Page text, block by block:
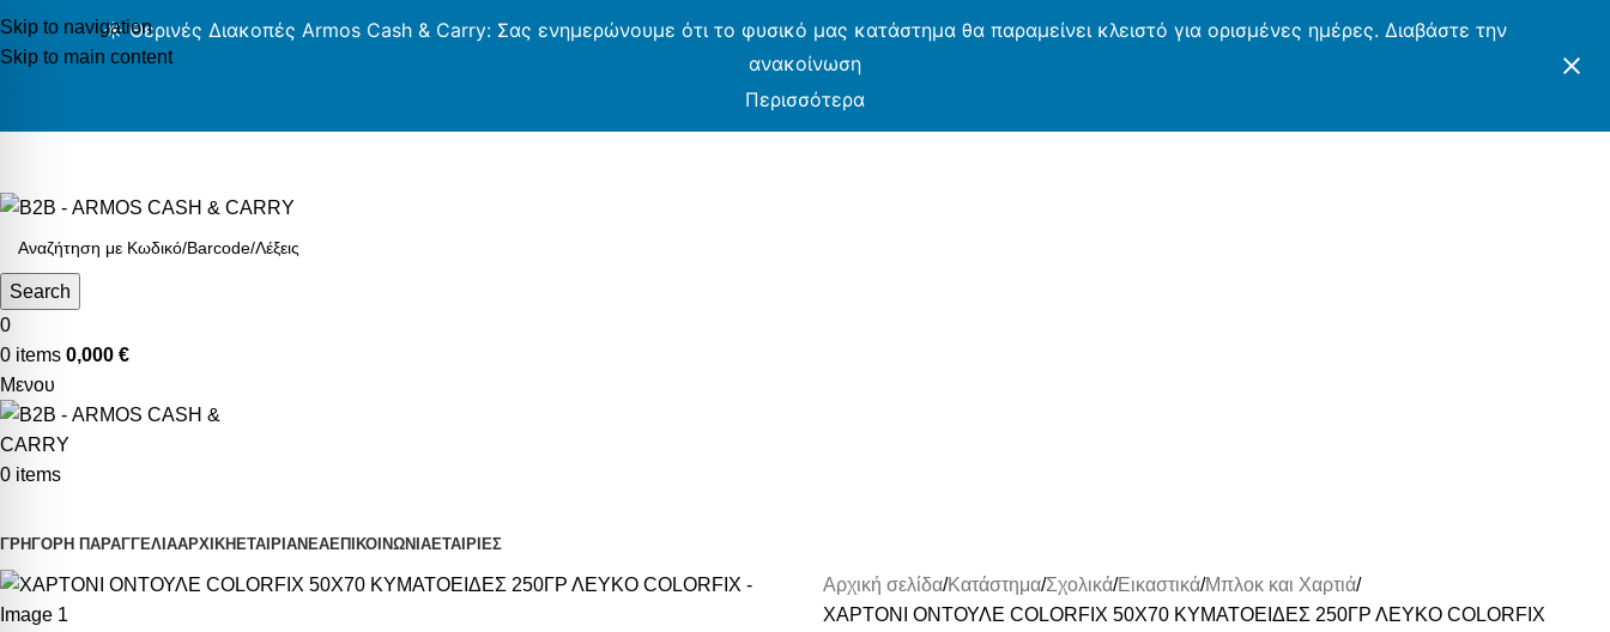
Skip to navigation
Skip to main content
☀️ Θερινές Διακοπές Armos Cash & Carry: Σας ενημερώνουμε ότι το φυσικό μας κατάστημα θα παραμείνει κλειστό για ορισμένες ημέρες. Διαβάστε την
ανακοίνωση
Περισσότερα
Search
0
0 items 0,000 €
Μενου
0 items
ΓΡΗΓΟΡΗ ΠΑΡΑΓΓΕΛΙΑΑΡΧΙΚΗ ΕΤΑΙΡΙΑΝΕΑΕΠΙΚΟΙΝΩΝΙΑΕΤΑΙΡΙΕΣ
Αρχική σελίδα Κατάστημα Σχολικά Εικαστικά Μπλοκ και Χαρτιά
ΧΑΡΤΟΝΙ ΟΝΤΟΥΛΕ COLORFIX 50Χ70 ΚΥΜΑΤΟΕΙΔΕΣ 250ΓΡ ΛΕΥΚΟ COLORFIX